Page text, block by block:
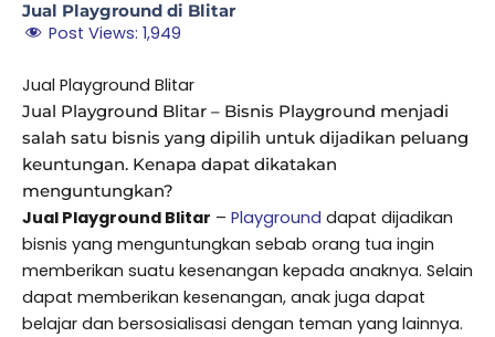
Jual Playground di Blitar
Post Views: 1,949
Jual Playground Blitar
Jual Playground Blitar – Bisnis Playground menjadi
salah satu bisnis yang dipilih untuk dijadikan peluang
keuntungan. Kenapa dapat dikatakan
menguntungkan?
Jual Playground Blitar – Playground dapat dijadikan
bisnis yang menguntungkan sebab orang tua ingin
memberikan suatu kesenangan kepada anaknya. Selain
dapat memberikan kesenangan, anak juga dapat
belajar dan bersosialisasi dengan teman yang lainnya.